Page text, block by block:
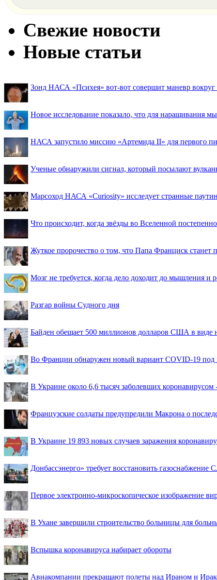
Свежие новости
Новые статьи
Зонд НАСА «Психея» вот-вот совершит маневр вокруг
Новое исследование показало, что для наращивания
НАСА запустило миссию «Артемида II» для первого
Ученые обнаружили сигнал, который посылают
Марсоход НАСА «Curiosity» исследует странные
Что происходит, когда звёзды во Вселенной
Жуткое пророчество о том, что Папа Франциск
Мозг не требуется, когда дело доходит до мышления и
Разгар войны Судного дня
Байден обещает 500 миллионов долларов США в
Во Франции обнаружен новый вариант COVID-19 под
В Украине около 6,6 тысяч заболевших коронавирусом
Французские солдаты предупредили Макрона о
В Украине 19 893 новых случаев заражения
Донбассэнерго» требует восстановить газоснабжение
Первое электронно-микроскопическое изображение
В Ухане завершили строительство больницы для
Вспышка коронавируса набирает обороты
Авиакомпании прекращают полеты над Ираном и